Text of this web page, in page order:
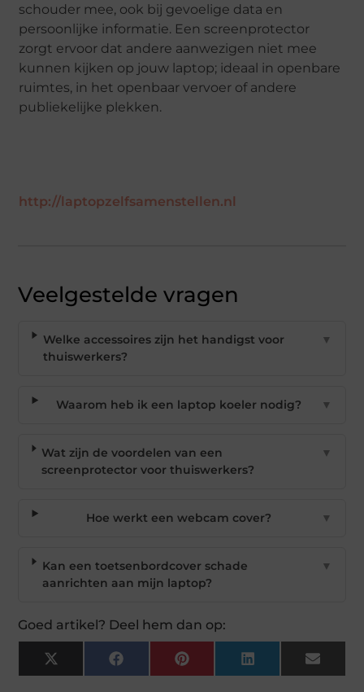
schouder mee, ook bij gevoelige data en
persoonlijke informatie. Een screenprotector
zorgt ervoor dat andere aanwezigen niet mee
kunnen kijken op jouw laptop; ideaal in openbare
ruimtes, in het openbaar vervoer of andere
publiekelijke plekken.
http://laptopzelfsamenstellen.nl
Veelgestelde vragen
Welke accessoires zijn het handigst voor
thuiswerkers?
▼
Waarom heb ik een laptop koeler nodig? ▼
Wat zijn de voordelen van een
screenprotector voor thuiswerkers?
▼
Hoe werkt een webcam cover? ▼
Kan een toetsenbordcover schade
aanrichten aan mijn laptop?
▼
Goed artikel? Deel hem dan op:
X
(Twitter)
Facebook Pinterest LinkedIn Email